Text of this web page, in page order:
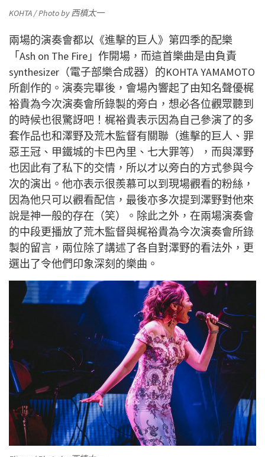
KOHTA /Photo by 西槙太一
兩場的演奏會都以《進擊的巨人》第四季的配樂
「Ash on The Fire」作開場，而這首樂曲是由負責
synthesizer（電子部樂合成器）的KOHTAYAMAMOTO
所創作的。演奏完畢後，會場內響起了由知名聲優梶
裕貴為今次演奏會所錄製的旁白，想必各位觀眾聽到
的時候也很驚訝吧！梶裕貴表示因為自己參演了的多
套作品也和澤野及荒木監督有關聯（進擊的巨人、罪
惡王冠、甲鐵城的卡巴內里、七大罪等），而與澤野
也因此有了私下的交情，所以才以旁白的方式參與今
次的演出。他亦表示很羨慕可以到現場觀看的粉絲，
因為他只可以觀看配信，最後亦多次提到澤野對他來
說是神一般的存在（笑）。除此之外，在兩場演奏會
的中段更播放了荒木監督與梶裕貴為今次演奏會所錄
製的留言，兩位除了講述了各自對澤野的看法外，更
選出了令他們印象深刻的樂曲。